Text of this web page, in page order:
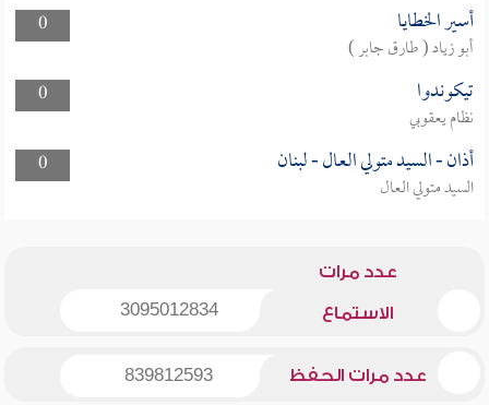
0
أسير الخطايا
أبو زياد ( طارق جابر )
0
تيكوندوا
نظام يعقوبي
0
أذان - السيد متولي العال - لبنان
السيد متولي العال
عدد مرات
الاستماع 3095012834
عدد مرات الحفظ 839812593